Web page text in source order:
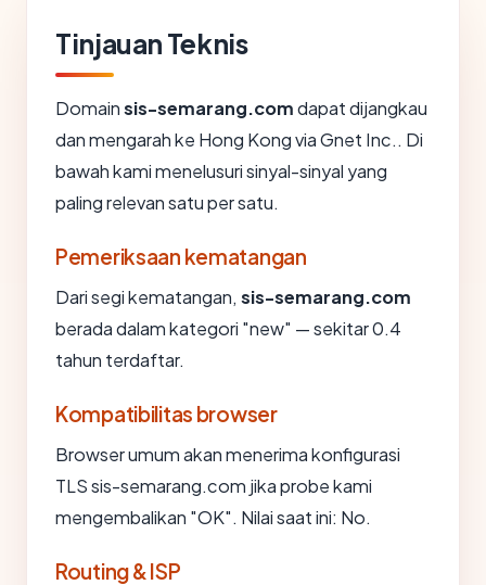
Tinjauan Teknis
Domainsis-semarang.comdapat dijangkau
dan mengarah ke Hong Kong via Gnet Inc.. Di
bawah kami menelusuri sinyal-sinyal yang
paling relevan satu per satu.
Pemeriksaan kematangan
Dari segi kematangan, sis-semarang.com
berada dalam kategori "new" — sekitar 0.4
tahun terdaftar.
Kompatibilitas browser
Browser umum akan menerima konfigurasi
TLS sis-semarang.com jika probe kami
mengembalikan "OK". Nilai saat ini: No.
Routing & ISP